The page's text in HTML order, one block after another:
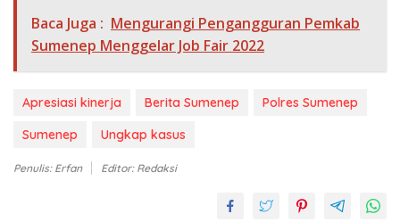
Baca Juga : Mengurangi Pengangguran Pemkab
Sumenep Menggelar Job Fair 2022
Apresiasi kinerja Berita Sumenep
Polres Sumenep
Sumenep
Ungkap kasus
Penulis: Erfan Editor: Redaksi